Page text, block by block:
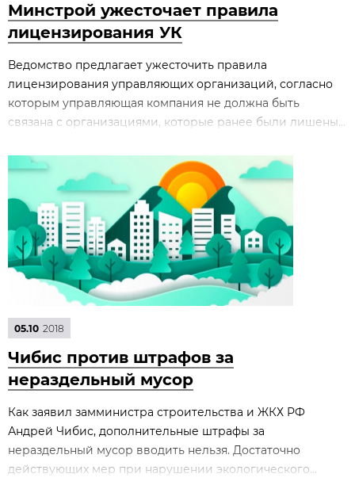
Минстрой ужесточает правила
лицензирования УК
Ведомство предлагает ужесточить правила
лицензирования управляющих организаций, согласно
которым управляющая компания не должна быть
связана с организациями, которые ранее были лишены...
05.10 2018
Чибис против штрафов за
нераздельный мусор
Как заявил замминистра строительства и ЖКХ РФ
Андрей Чибис, дополнительные штрафы за
нераздельный мусор вводить нельзя. Достаточно
действующих мер при нарушении экологического...